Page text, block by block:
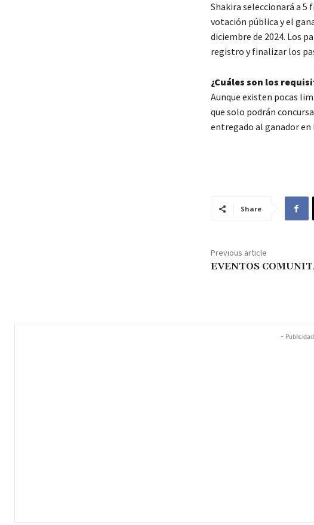
Shakira seleccionará a 5
votación pública y el
diciembre de 2024. Los
registro y finalizar los
¿Cuáles son los
Aunque existen pocas
que solo podrán
entregado al ganador en
Share
Previous article
EVENTOS
-